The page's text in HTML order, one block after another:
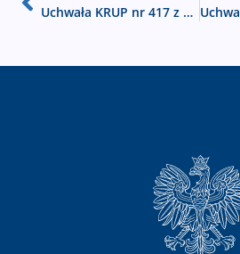
Uchwała KRUP nr 417 z dnia 18-02-2025 w sprawie zmiany Regulaminu KRUP